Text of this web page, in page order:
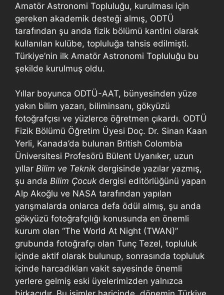
Amatör Astronomi Topluluğu, kurulması için
gereken akademik desteği almış, ODTÜ
tarafından şu anda fizik bölümü kantini olarak
kullanılan kulübe, topluluğa tahsis edilmişti.
Türkiye’nin ilk Amatör Astronomi Topluluğu bu
şekilde kurulmuş oldu.
Yıllar boyunca ODTÜ-AAT, bünyesinden yüze
yakın bilim yazarı, biliminsanı, gökyüzü
fotoğrafçısı ve yüzlerce öğretmen çıkardı. ODTÜ
Fizik Bölümü Öğretim Üyesi Doç. Dr. Sinan Kaan
Yerli, Kanada’da bulunan British Colombia
Üniversitesi Profesörü Bülent Uyanıker, uzun
yıllar Bilim ve Teknik dergisinde yazılar yazmış,
şu anda Bilim Çocuk dergisi editörlüğünü yapan
Alp Akoğlu ve NASA tarafından yapılan
yarışmalarda onlarca defa ödül almış, şu anda
gökyüzü fotoğrafçılığı konusunda en önemli
kurum olan “The World At Night (TWAN)”
grubunda fotoğrafçı olan Tunç Tezel, topluluk
içinde aktif olarak bulunup, sonrasında topluluk
içinde harcadıkları vakit sayesinde önemli
yerlere gelmiş eski üyelerimizden yalnızca